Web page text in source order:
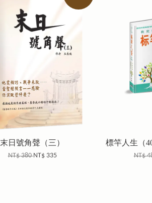
末日號角聲（三）
NT$ 380NT$ 335
標竿人生（
NT$